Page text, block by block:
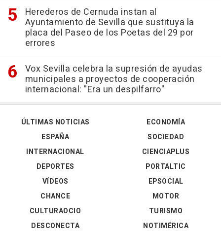
Herederos de Cernuda instan al
Ayuntamiento de Sevilla que sustituya la
placa del Paseo de los Poetas del 29 por
errores
Vox Sevilla celebra la supresión de ayudas
municipales a proyectos de cooperación
internacional: "Era un despilfarro"
ÚLTIMAS NOTICIAS
ESPAÑA
INTERNACIONAL
DEPORTES
VÍDEOS
ECONOMÍA
SOCIEDAD
CIENCIAPLUS
PORTALTIC
EPSOCIAL
CHANCE
CULTURAOCIO
DESCONECTA
MOTOR
TURISMO
NOTIMÉRICA